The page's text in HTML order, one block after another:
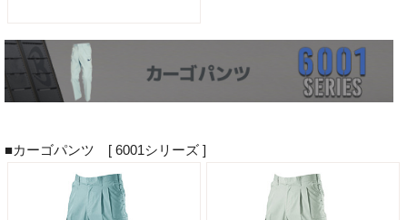
■カーゴパンツ [ 6001シリーズ ]